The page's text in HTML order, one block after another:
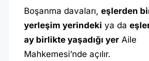
Boşanma davaları, eşlerden
yerleşim yerindeki ya da
ay birlikte yaşadığı yer Aile
Mahkemesi’nde açılır.